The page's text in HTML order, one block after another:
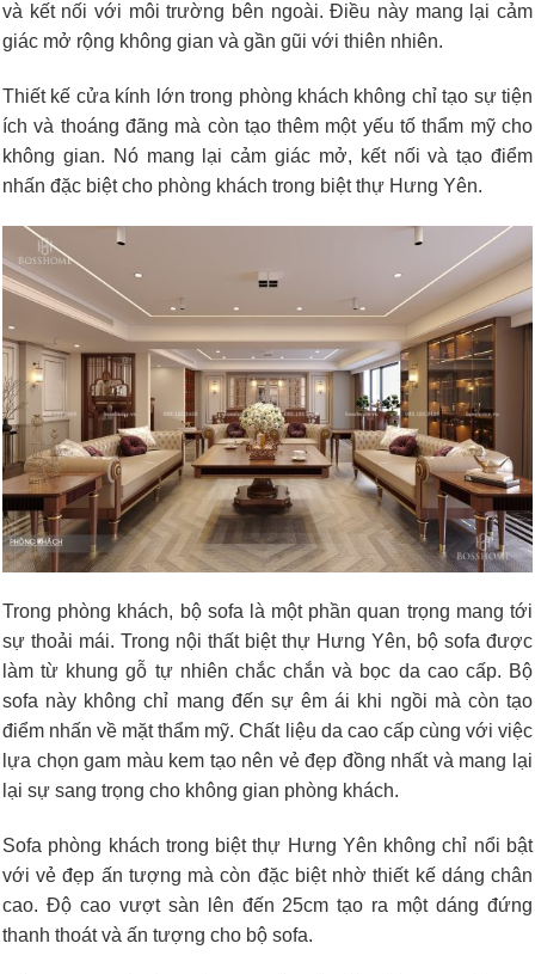
và kết nối với môi trường bên ngoài. Điều này mang lại cảm
giác mở rộng không gian và gần gũi với thiên nhiên.
Thiết kế cửa kính lớn trong phòng khách không chỉ tạo sự tiện
ích và thoáng đãng mà còn tạo thêm một yếu tố thẩm mỹ cho
không gian. Nó mang lại cảm giác mở, kết nối và tạo điểm
nhấn đặc biệt cho phòng khách trong biệt thự Hưng Yên.
Trong phòng khách, bộ sofa là một phần quan trọng mang tới
sự thoải mái. Trong nội thất biệt thự Hưng Yên, bộ sofa được
làm từ khung gỗ tự nhiên chắc chắn và bọc da cao cấp. Bộ
sofa này không chỉ mang đến sự êm ái khi ngồi mà còn tạo
điểm nhấn về mặt thẩm mỹ. Chất liệu da cao cấp cùng với việc
lựa chọn gam màu kem tạo nên vẻ đẹp đồng nhất và mang lại
lại sự sang trọng cho không gian phòng khách.
Sofa phòng khách trong biệt thự Hưng Yên không chỉ nổi bật
với vẻ đẹp ấn tượng mà còn đặc biệt nhờ thiết kế dáng chân
cao. Độ cao vượt sàn lên đến 25cm tạo ra một dáng đứng
thanh thoát và ấn tượng cho bộ sofa.